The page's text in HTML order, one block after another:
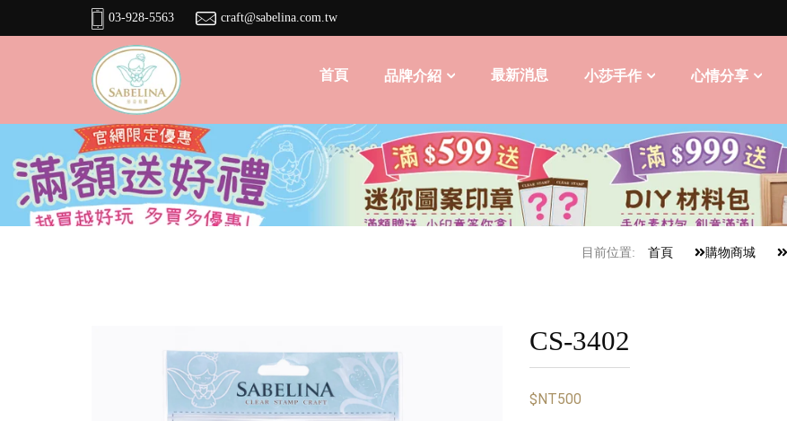
03-928-5563 craft@sabelina.com.tw
首頁 品牌介紹 最新消息 小莎手作 心情分享
目前位置: 首頁 購物商城
CS-3402
$NT500